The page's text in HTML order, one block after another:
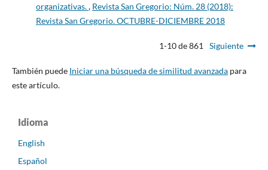
organizativas., Revista San Gregorio: Núm. 28 (2018):
Revista San Gregorio. OCTUBRE-DICIEMBRE 2018
1-10 de 861 Siguiente
También puede Iniciar una búsqueda de similitud avanzadapara
este artículo.
Idioma
English
Español